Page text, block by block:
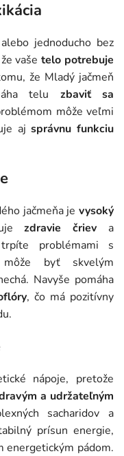
jednoducho bez
vašetelo potrebuje
že Mladý jačmeň
telu zbaviť sa
môže veľmi
ajsprávnu funkciu
jačmeňa je vysoký
zdravie čriev a
problémami s
byť skvelým
Navyše pomáha
, čo má pozitívny
nápoje, pretože
a udržateľným
sacharidov a
prísun energie,
energetickým pádom.